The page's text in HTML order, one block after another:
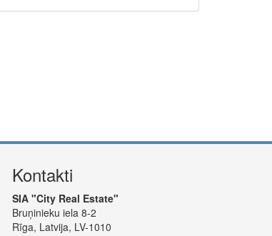
Kontakti
SIA "City Real Estate"
Bruņinieku iela 8-2
Rīga, Latvija, LV-1010